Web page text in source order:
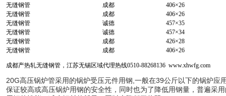
无缝钢管
成都
406×26
无缝钢管
成都
406×26
无缝钢管
诚德
457×35
无缝钢管
诚德
457×34
无缝钢管
成都
426×28
无缝钢管
成都 406×26
成都产热轧无缝钢管，江苏无锡区域代理热线0510-88268136 www.xhwfg.com
20G高压锅炉管采用的锅炉受压元件用钢,一般在39公斤以下的锅炉
保证较高或高压锅炉用钢的安全性，同时也为了降低用钢量，普遍采